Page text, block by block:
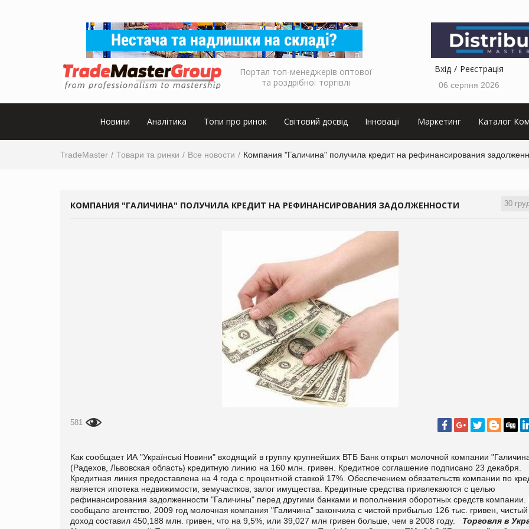
Портал топ-менеджерів оптової
та роздрібної торгівлі
Вхід Реєстрація
06 серпня 2026
Новини Аналітика Топи про ринок Світовий досвід Інновації Маркетинг Каталог
TradeMaster Товари та ринки Все новости Компания "Галичина" получила кредит на рефинансирования
30
КОМПАНИЯ "ГАЛИЧИНА" ПОЛУЧИЛА КРЕДИТ НА РЕФИНАНСИРОВАНИЯ ЗАДОЛЖЕННОСТИ
581
Как сообщает ИА "Українські Новини" входящий в группу крупнейших ВТБ Банк открыл молочной компании
(Радехов, Львовская область) кредитную линию на 160 млн. гривен. Кредитное соглашение подписано 23 декабря.
Кредитная линия предоставлена на 4 года с процентной ставкой 17%. Обеспечением обязательств компании по
является ипотека недвижимости, земучастков, залог имущества.
Кредитные средства привлекаются с целью
рефинансирования задолженности "Галичины" перед другими банками и пополнения оборотных средств компании.
сообщало агентство, 2009 год молочная компания "Галичина" закончила с чистой прибылью 126 тыс. гривен, чистый
доход составил 450,188 млн. гривен, что на 9,5%, или 39,027 млн гривен больше, чем в 2008 году.
Торговля в